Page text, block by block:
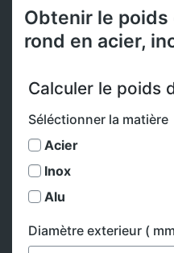
Obtenir le
rond en acier,
Calculer le poids
Séléctionner la matière
Acier
Inox
Alu
Diamètre exterieur (